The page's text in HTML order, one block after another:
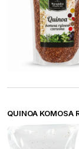
QUINOA KOMOSA